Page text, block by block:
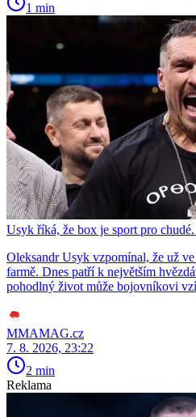
1 min
Usyk říká, že box je sport pro
Oleksandr Usyk vzpomínal, že už
farmě. Dnes patří k největším
pohodlný život může bojovníkovi
MMAMAG.cz
7. 8. 2026, 23:22
2 min
Reklama